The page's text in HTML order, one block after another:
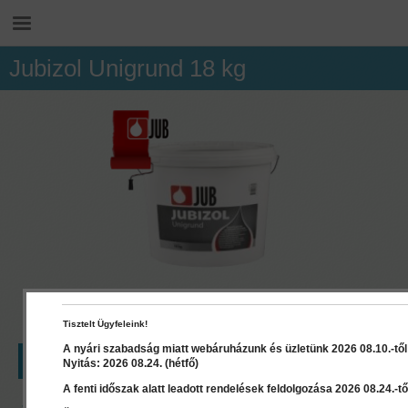
Jubizol Unigrund 18 kg
LEÍRÁS RÉSZLETEK DOKUMENTUMOK
Tisztelt Ügyfeleink!
A nyári szabadság miatt webáruházunk és üzletünk 2026 08.10.-
Nyitás: 2026 08.24. (hétfő)
A fenti időszak alatt leadott rendelések feldolgozása 2026 08.24.-